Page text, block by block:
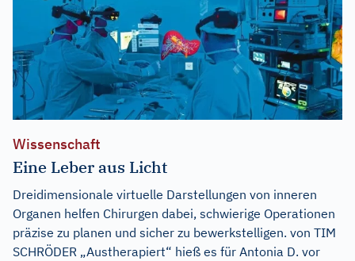
Wissenschaft
Eine Leber aus Licht
Dreidimensionale virtuelle Darstellungen von inneren
Organen helfen Chirurgen dabei, schwierige Operationen
präzise zu planen und sicher zu bewerkstelligen. von TIM
SCHRÖDER „Austherapiert“ hieß es für Antonia D. vor